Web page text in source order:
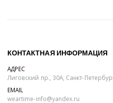
КОНТАКТНАЯ ИНФОРМАЦИЯ
АДРЕС
Лиговский пр., 30А, Санкт-
EMAIL
weartime-info@yandex.ru